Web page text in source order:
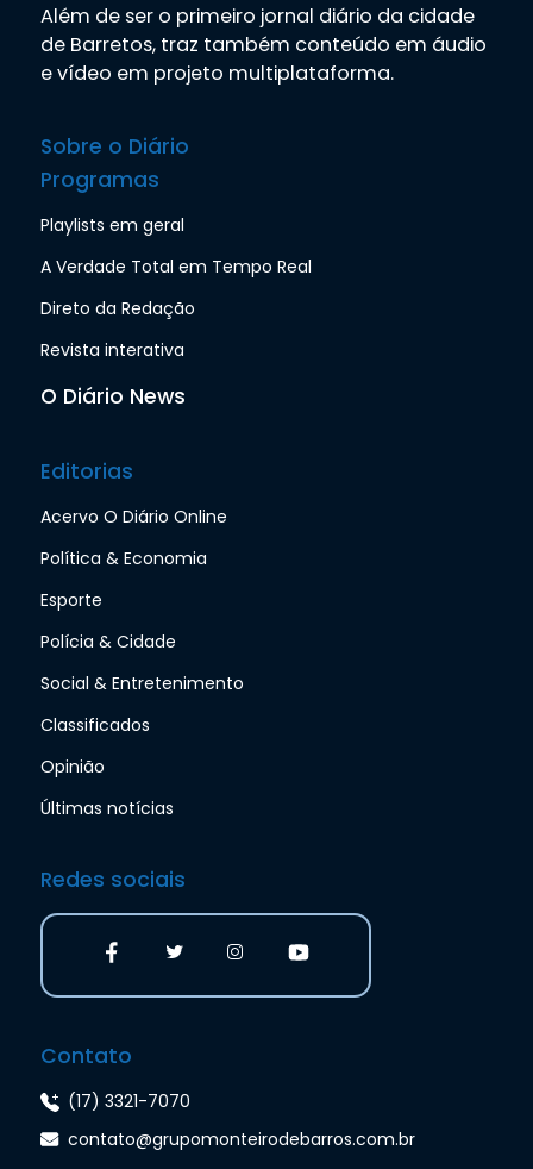
Além de ser o primeiro jornal diário da cidade
de Barretos, traz também conteúdo em áudio
e vídeo em projeto multiplataforma.
Sobre o Diário
Programas
Playlists em geral
A Verdade Total em Tempo Real
Direto da Redação
Revista interativa
O Diário News
Editorias
Acervo O Diário Online
Política & Economia
Esporte
Polícia & Cidade
Social & Entretenimento
Classificados
Opinião
Últimas notícias
Redes sociais
Contato
(17) 3321-7070
contato@grupomonteirodebarros.com.br